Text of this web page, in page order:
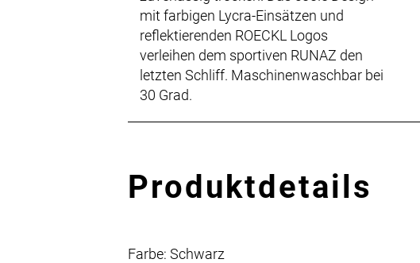
mit farbigen Lycra-Einsätzen und
reflektierenden ROECKL Logos
verleihen dem sportiven RUNAZ den
letzten Schliff. Maschinenwaschbar bei
30 Grad.
Produktdetails
Farbe: Schwarz